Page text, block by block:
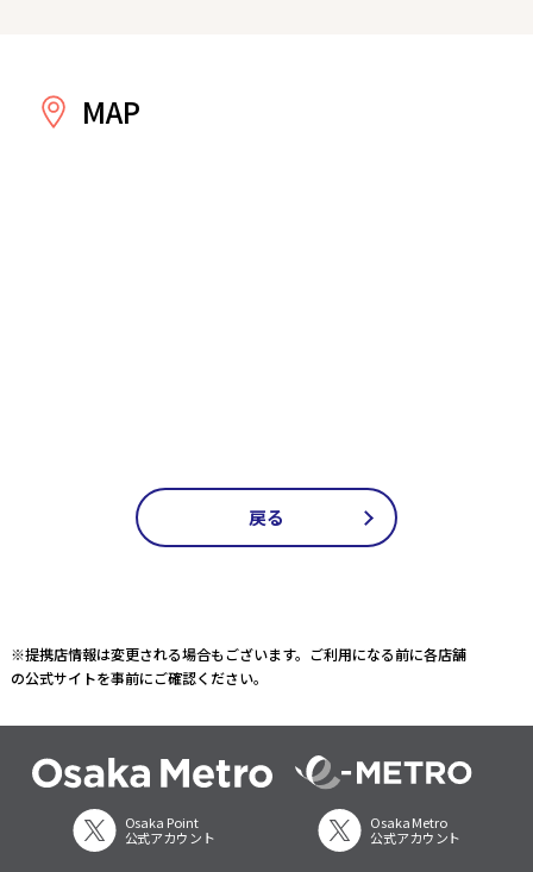
MAP
戻る
※提携店情報は変更される場合もございます。ご利用になる前に各店舗
の公式サイトを事前にご確認ください。
Osaka Point
公式アカウント
Osaka Metro
公式アカウント